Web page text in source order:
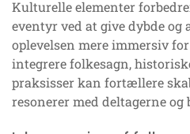
Kulturelle elementer
eventyr ved at give dybde
oplevelsen mere immersiv
integrere folkesagn,
praksisser kan fortællere
resonerer med deltagerne og